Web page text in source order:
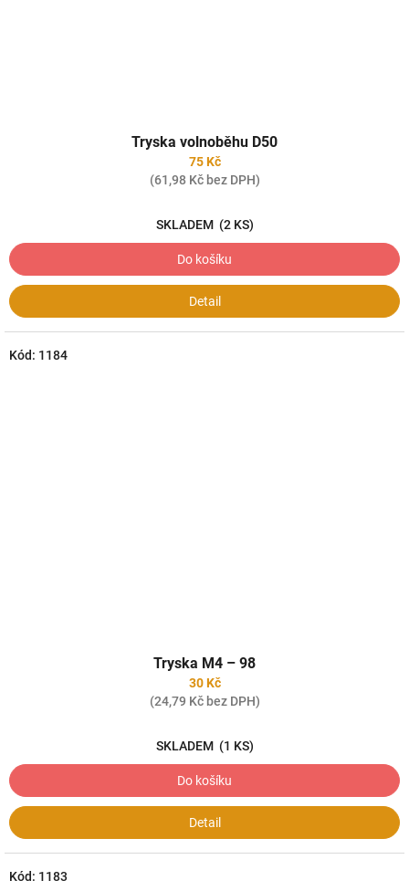
Tryska volnoběhu D50
75 Kč
(61,98 Kč bez DPH)
SKLADEM (2 KS)
Do košíku
Detail
Tryska M4 – 98
30 Kč
(24,79 Kč bez DPH)
SKLADEM (1 KS)
Do košíku
Detail
Kód: 1184
Kód: 1183